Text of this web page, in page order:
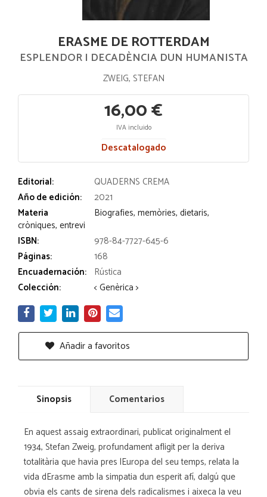
ERASME DE ROTTERDAM
ESPLENDOR I DECADÈNCIA DUN HUMANISTA
ZWEIG, STEFAN
16,00 €
IVA incluido
Descatalogado
Editorial:
QUADERNS CREMA
Año de edición:
2021
Materia
Biografies, memòries, dietaris,
cròniques, entrevi
ISBN:
978-84-7727-645-6
Páginas:
168
Encuadernación: Rústica
Colección:
< Genèrica >
Añadir a favoritos
Sinopsis Comentarios
En aquest assaig extraordinari, publicat originalment el
1934, Stefan Zweig, profundament afligit per la deriva
totalitària que havia pres lEuropa del seu temps, relata la
vida dErasme amb la simpatia dun esperit afí, dalgú que
obvia els cants de sirena dels radicalismes i aixeca la veu